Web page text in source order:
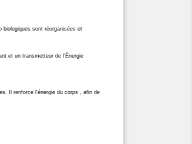
biologiques sont réorganisées et
et un transmetteur de l’Énergie
Il renforce l'énergie du corps , afin de